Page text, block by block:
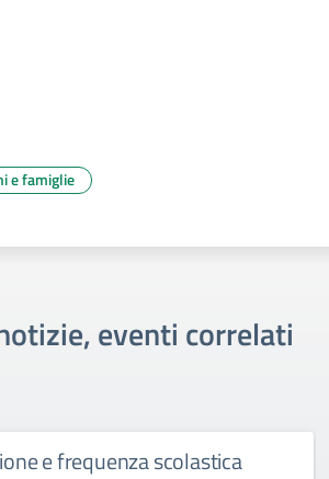
e famiglie
eventi correlati
e frequenza scolastica